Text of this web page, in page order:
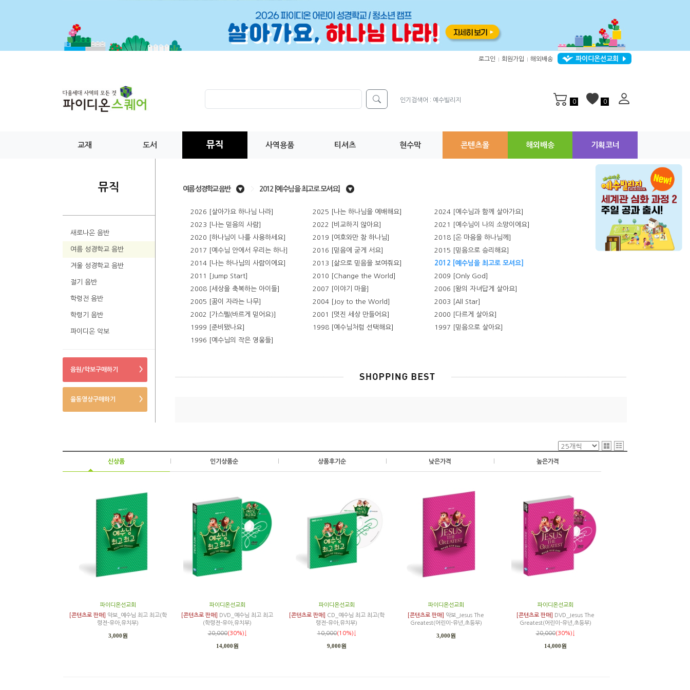
로그인 회원가입 해외배송 파이디온선교회
인기검색어 : 예수빌리지 0 0
교재 도서 뮤직 사역용품 티셔츠 현수막 콘텐츠몰 해외배송 기획코너
뮤직
새로나온 음반
여름 성경학교 음반
겨울 성경학교 음반
절기 음반
학령전 음반
학령기 음반
파이디온 악보
음원/악보구매하기 >
율동영상구매하기 >
여름 성경학교 음반 2012 [예수님을 최고로 모셔요]
2026 [살아가요 하나님 나라] 2025 [나는 하나님을 예배해요]
2024 [예수님과 함께 살아가요]
2023 [나는 믿음의 사람]
2022 [비교하지 않아요]
2021 [예수님이 나의 소망이에요]
2020 [하나님이 나를 사용하세요]
2019 [여호와만 참 하나님]
2018 [온 마음을 하나님께]
2017 [예수님 안에서 우리는 하나]
2016 [믿음에 굳게 서요]
2015 [믿음으로 승리해요]
2014 [나는 하나님의 사람이에요]
2013 [삶으로 믿음을 보여줘요]
2012 [예수님을 최고로 모셔요]
2011 [Jump Start]
2010 [Change the World]
2009 [Only God]
2008 [세상을 축복하는 아이들]
2007 [이야기 마을]
2006 [왕의 자녀답게 살아요]
2005 [꿈이 자라는 나무]
2004 [Joy to the World]
2003 [All Star]
2002 [가스펠(바르게 믿어요)]
2001 [멋진 세상 만들어요]
2000 [다르게 살아요]
1999 [준비됐나요]
1998 [예수님처럼 선택해요]
1997 [믿음으로 살아요]
1996 [예수님의 작은 영웅들]
신상품 인기상품순 상품후기순 낮은가격 높은가격
파이디온선교회
[콘텐츠로 판매]
악보_예수님 최고 최고(학
령전-유아,유치부)
3,000원
파이디온선교회
[콘텐츠로 판매]
DVD_예수님 최고 최고
(학령전-유아,유치부)
20,000(30%)↓
14,000원
파이디온선교회
[콘텐츠로 판매]
CD_예수님 최고 최고(학
령전-유아,유치부)
10,000(10%)↓
9,000원
파이디온선교회
[콘텐츠로 판매]
악보_Jesus The
Greatest(어린이-유년,초등부)
3,000원
파이디온선교회
[콘텐츠로 판매]
DVD_Jesus The
Greatest(어린이-유년,초등부)
20,000(30%)↓
14,000원